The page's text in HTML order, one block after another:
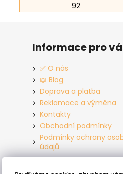
92
Informace pro
✅ O nás
📖 Blog
Doprava a platba
Reklamace a výměna
Kontakty
Obchodní podmínky
Podmínky ochrany
údajů